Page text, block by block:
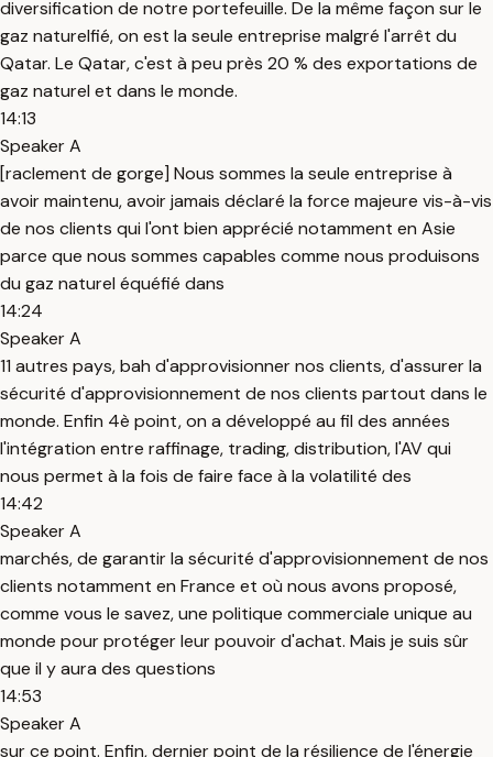
diversification de notre portefeuille. De la même façon sur le
gaz naturelfié, on est la seule entreprise malgré l'arrêt du
Qatar. Le Qatar, c'est à peu près 20 % des exportations de
gaz naturel et dans le monde.
14:13
Speaker A
[raclement de gorge] Nous sommes la seule entreprise à
avoir maintenu, avoir jamais déclaré la force majeure vis-à-vis
de nos clients qui l'ont bien apprécié notamment en Asie
parce que nous sommes capables comme nous produisons
du gaz naturel équéfié dans
14:24
Speaker A
11 autres pays, bah d'approvisionner nos clients, d'assurer la
sécurité d'approvisionnement de nos clients partout dans le
monde. Enfin 4è point, on a développé au fil des années
l'intégration entre raffinage, trading, distribution, l'AV qui
nous permet à la fois de faire face à la volatilité des
14:42
Speaker A
marchés, de garantir la sécurité d'approvisionnement de nos
clients notamment en France et où nous avons proposé,
comme vous le savez, une politique commerciale unique au
monde pour protéger leur pouvoir d'achat. Mais je suis sûr
que il y aura des questions
14:53
Speaker A
sur ce point. Enfin, dernier point de la résilience de l'énergie